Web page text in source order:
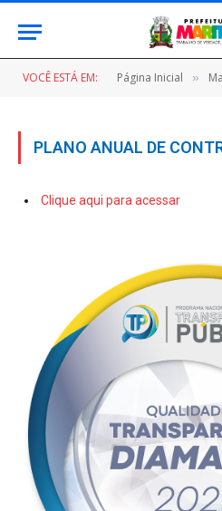
VOCÊ ESTÁ EM: Página Inicial »
PLANO ANUAL DE
Clique aqui para acessar